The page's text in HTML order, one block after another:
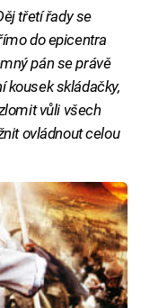
třetí řady se
do epicentra
pán se právě
kousek skládačky,
vůli všech
ovládnout celou